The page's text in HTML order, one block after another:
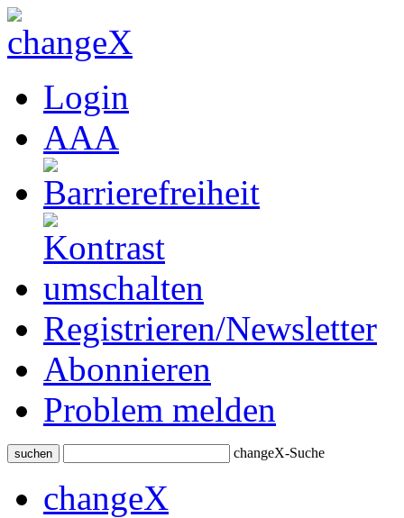
Login
AAA
Registrieren/Newsletter
Abonnieren
Problem melden
suchen changeX-Suche
changeX